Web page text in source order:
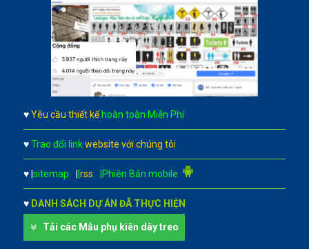
♥ Yêu cầu thiết kế hoàn toàn Miễn Phí
♥ Trao đổi link website với chúng tôi
♥|sitemap ||rss |Phiên Bản mobile
♥ DANH SÁCH DỰ ÁN ĐÃ THỰC HIỆN
Tải các Mẫu phụ kiên dây treo